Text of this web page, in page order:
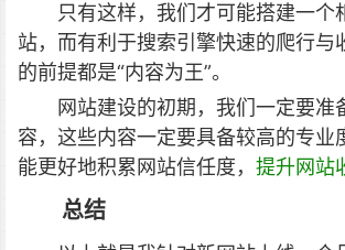
只有这样，我们才可能搭建一个
站，而有利于搜索引擎快速的爬行与
的前提都是“内容为王”。
网站建设的初期，我们一定要准
容，这些内容一定要具备较高的专业
能更好地积累网站信任度， 提升网站
总结